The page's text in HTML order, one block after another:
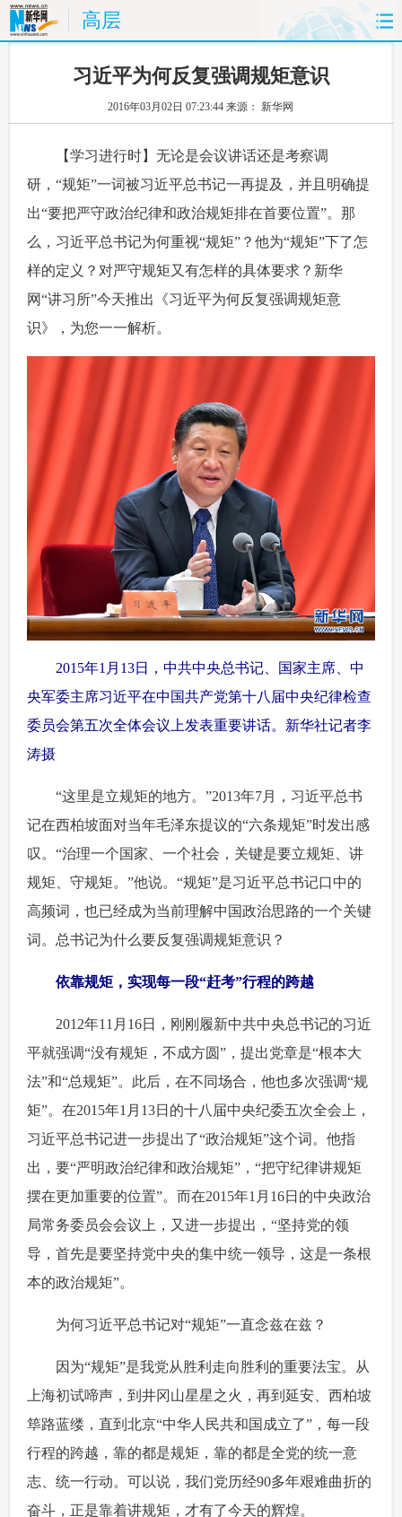
高层
时政 国际
体育 人事
思客 地方
港澳 台湾 华人 汽车
科技 能源 房产 公司
图片 视频 彩票 食品
新华电视中文 新华电视英文
习近平为何反复强调规矩意识
2016年03月02日 07:23:44来源： 新华网
【学习进行时】无论是会议讲话还是考察调
研，“规矩”一词被习近平总书记一再提及，并且明确提
出“要把严守政治纪律和政治规矩排在首要位置”。那
么，习近平总书记为何重视“规矩”？他为“规矩”下了怎
样的定义？对严守规矩又有怎样的具体要求？新华
网“讲习所”今天推出《习近平为何反复强调规矩意
识》，为您一一解析。
2015年1月13日，中共中央总书记、国家主席、中
央军委主席习近平在中国共产党第十八届中央纪律检查
委员会第五次全体会议上发表重要讲话。新华社记者李
涛摄
“这里是立规矩的地方。”2013年7月，习近平总书
记在西柏坡面对当年毛泽东提议的“六条规矩”时发出感
叹。“治理一个国家、一个社会，关键是要立规矩、讲
规矩、守规矩。”他说。“规矩”是习近平总书记口中的
高频词，也已经成为当前理解中国政治思路的一个关键
词。总书记为什么要反复强调规矩意识？
依靠规矩，实现每一段“赶考”行程的跨越
2012年11月16日，刚刚履新中共中央总书记的习近
平就强调“没有规矩，不成方圆”，提出党章是“根本大
法”和“总规矩”。此后，在不同场合，他也多次强调“规
矩”。在2015年1月13日的十八届中央纪委五次全会上，
习近平总书记进一步提出了“政治规矩”这个词。他指
出，要“严明政治纪律和政治规矩”，“把守纪律讲规矩
摆在更加重要的位置”。而在2015年1月16日的中央政治
局常务委员会会议上，又进一步提出，“坚持党的领
导，首先是要坚持党中央的集中统一领导，这是一条根
本的政治规矩”。
为何习近平总书记对“规矩”一直念兹在兹？
因为“规矩”是我党从胜利走向胜利的重要法宝。从
上海初试啼声，到井冈山星星之火，再到延安、西柏坡
筚路蓝缕，直到北京“中华人民共和国成立了”，每一段
行程的跨越，靠的都是规矩，靠的都是全党的统一意
志、统一行动。可以说，我们党历经90多年艰难曲折的
奋斗，正是靠着讲规矩，才有了今天的辉煌。